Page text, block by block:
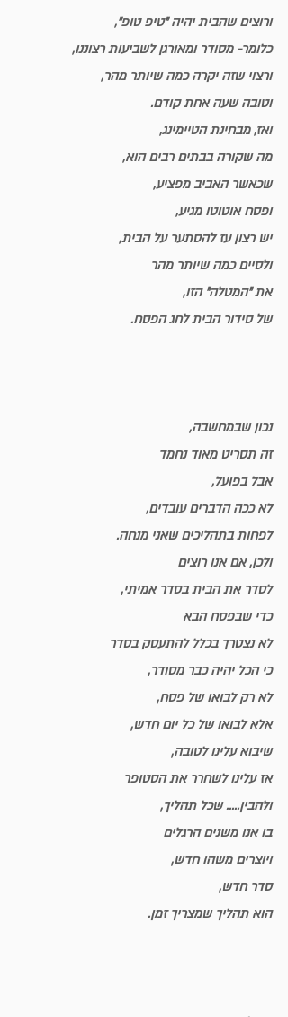
ורוצים שהבית יהיה "טיפ טופ",
כלומר- מסודר ומאורגן לשביעות רצוננו,
ורצוי שזה יקרה כמה שיותר מהר,
וטובה שעה אחת קודם.
ואז, מבחינת הטיימינג,
מה שקורה בבתים רבים הוא,
שכאשר האביב מפציע,
ופסח אוטוטו מגיע,
יש רצון עז להסתער על הבית,
ולסיים כמה שיותר מהר
את "המטלה" הזו,
של סידור הבית לחג הפסח.
נכון שבמחשבה,
זה תסריט מאוד נחמד
אבל בפועל,
לא ככה הדברים עובדים,
לפחות בתהליכים שאני מנחה.
ולכן, אם אנו רוצים
לסדר את הבית בסדר אמיתי,
כדי שבפסח הבא
לא נצטרך בכלל להתעסק בסדר
כי הכל יהיה כבר מסודר,
לא רק לבואו של פסח,
אלא לבואו של כל יום חדש,
שיבוא עלינו לטובה,
אז עלינו לשחרר את הסטופר
ולהבין..... שכל תהליך,
בו אנו משנים הרגלים
ויוצרים משהו חדש,
סדר חדש,
הוא תהליך שמצריך זמן.